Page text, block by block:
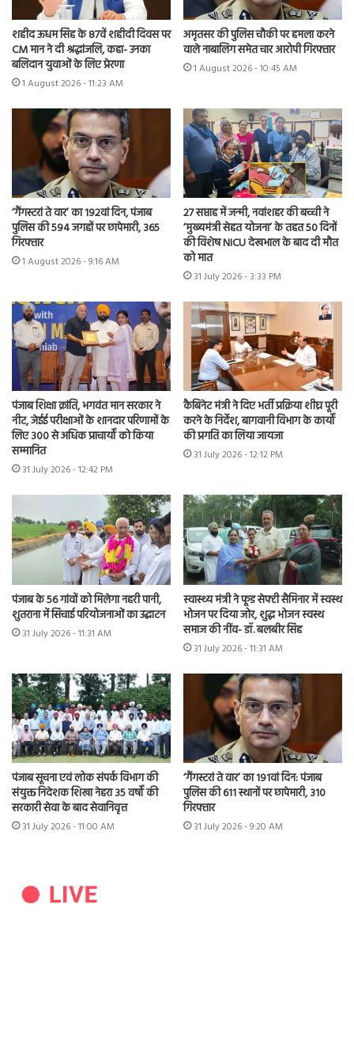
शहीद ऊधम सिंह के 87वें शहीदी दिवस पर
CM मान ने दी श्रद्धांजलि, कहा- उनका
बलिदान युवाओं के लिए प्रेरणा
1 August 2026 - 11:23 AM
अमृतसर की पुलिस चौकी पर हमला करने
वाले नाबालिग समेत चार आरोपी गिरफ्तार
1 August 2026 - 10:45 AM
‘गैंगस्टरां ते वार’ का 192वां दिन, पंजाब
पुलिस की 594 जगहों पर छापेमारी, 365
गिरफ्तार
1 August 2026 - 9:16 AM
27 सप्ताह में जन्मी, नवांशहर की बच्ची ने
‘मुख्यमंत्री सेहत योजना’ के तहत 50 दिनों
की विशेष NICU देखभाल के बाद दी मौत
को मात
31 July 2026 - 3:33 PM
पंजाब शिक्षा क्रांति, भगवंत मान सरकार ने
नीट, जेईई परीक्षाओं के शानदार परिणामों के
लिए 300 से अधिक प्राचार्यों को किया
सम्मानित
31 July 2026 - 12:42 PM
कैबिनेट मंत्री ने दिए भर्ती प्रक्रिया शीघ्र पूरी
करने के निर्देश, बागवानी विभाग के कार्यों
की प्रगति का लिया जायजा
31 July 2026 - 12:12 PM
पंजाब के 56 गांवों को मिलेगा नहरी पानी,
शुतराना में सिंचाई परियोजनाओं का उद्घाटन
31 July 2026 - 11:31 AM
स्वास्थ्य मंत्री ने फूड सेफ्टी सैमिनार में स्वस्थ
भोजन पर दिया जोर, शुद्ध भोजन स्वस्थ
समाज की नींव- डॉ. बलबीर सिंह
31 July 2026 - 11:31 AM
पंजाब सूचना एवं लोक संपर्क विभाग की
संयुक्त निदेशक शिखा नेहरा 35 वर्षों की
सरकारी सेवा के बाद सेवानिवृत्त
31 July 2026 - 11:00 AM
‘गैंगस्टरां ते वार’ का 191वां दिन: पंजाब
पुलिस की 611 स्थानों पर छापेमारी, 310
गिरफ्तार
31 July 2026 - 9:20 AM